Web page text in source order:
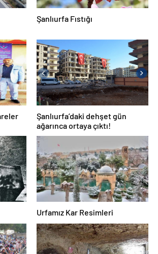
Şanlıurfa Fıstığı
Şanlıurfa’daki dehşet gün
ağarınca ortaya çıktı!
Urfamız Kar Resimleri